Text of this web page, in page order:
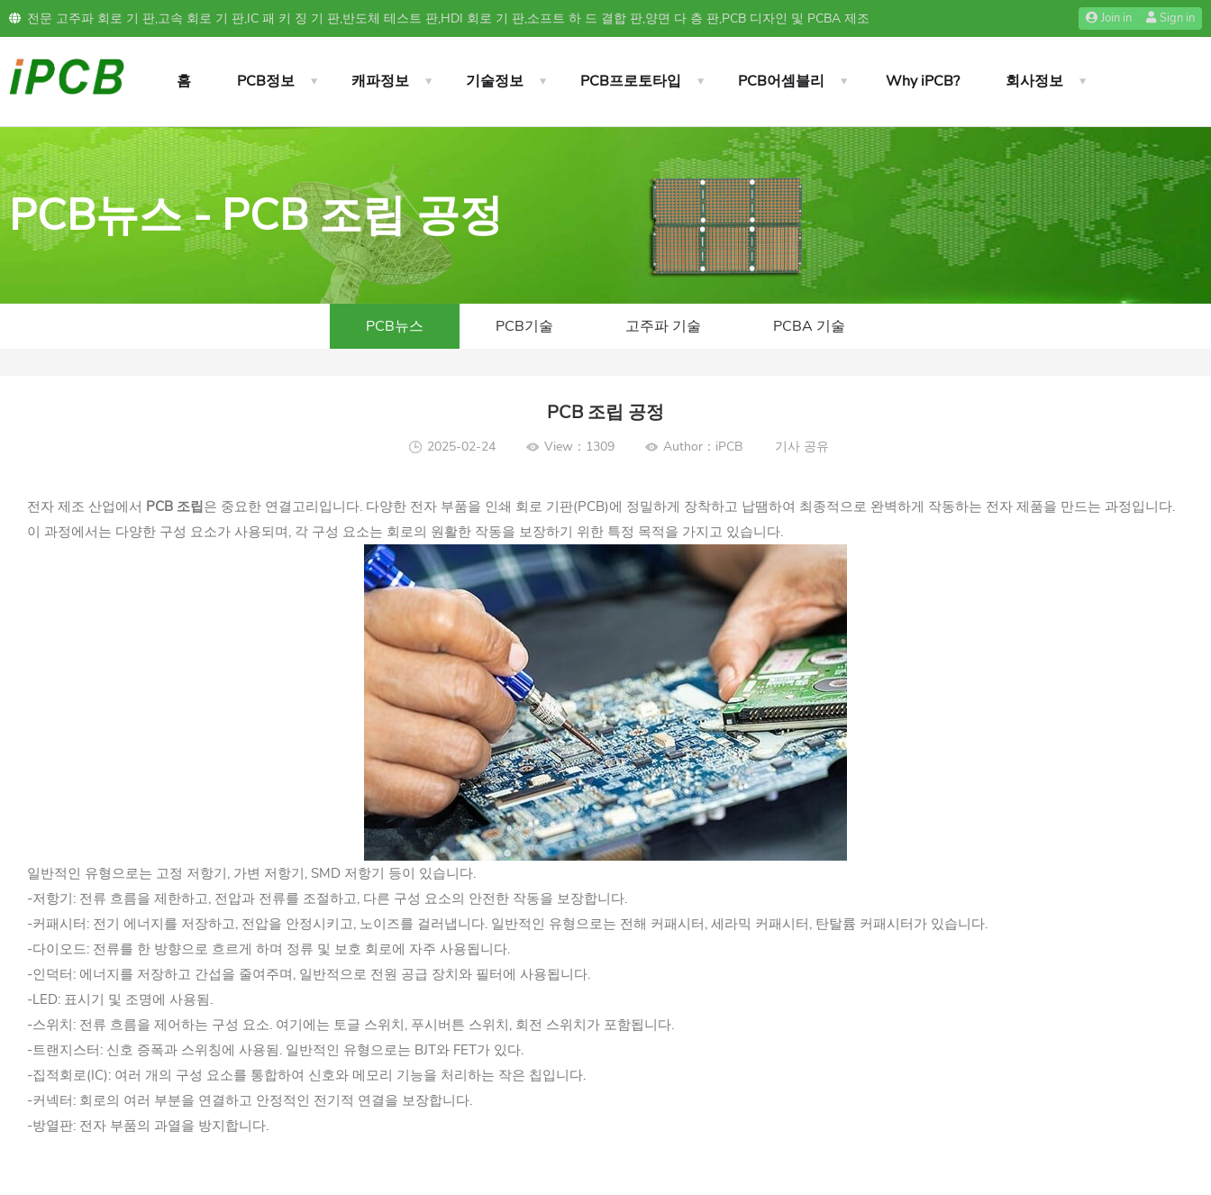
전문 고주파 회로 기 판,고속 회로 기 판,IC 패 키 징 기 판,반도체 테스트 판,HDI 회로 기 판,소프트 하 드 결합 판,양면 다 층 판,PCB 디자인 및 PCBA 제조 Join in Sign in
홈 PCB정보 캐파정보 기술정보 PCB프로토타입 PCB어셈블리 Why iPCB? 회사정보
PCB뉴스 - PCB 조립 공정
PCB뉴스 PCB기술 고주파 기술 PCBA 기술
PCB 조립 공정
2025-02-24 View：1309 Author：iPCB 기사 공유
전자 제조 산업에서 PCB 조립 은 중요한 연결고리입니다. 다양한 전자 부품을 인쇄 회로 기판(PCB)에 정밀하게 장착하고 납땜하여 최종적으로 완벽하게 작동하는 전자 제품을 만드는 과정입니다.
이 과정에서는 다양한 구성 요소가 사용되며, 각 구성 요소는 회로의 원활한 작동을 보장하기 위한 특정 목적을 가지고 있습니다.
일반적인 유형으로는 고정 저항기, 가변 저항기, SMD 저항기 등이 있습니다.
-저항기: 전류 흐름을 제한하고, 전압과 전류를 조절하고, 다른 구성 요소의 안전한 작동을 보장합니다.
-커패시터: 전기 에너지를 저장하고, 전압을 안정시키고, 노이즈를 걸러냅니다. 일반적인 유형으로는 전해 커패시터, 세라믹 커패시터, 탄탈륨 커패시터가 있습니다.
-다이오드: 전류를 한 방향으로 흐르게 하며 정류 및 보호 회로에 자주 사용됩니다.
-인덕터: 에너지를 저장하고 간섭을 줄여주며, 일반적으로 전원 공급 장치와 필터에 사용됩니다.
-LED: 표시기 및 조명에 사용됨.
-스위치: 전류 흐름을 제어하는 구성 요소. 여기에는 토글 스위치, 푸시버튼 스위치, 회전 스위치가 포함됩니다.
-트랜지스터: 신호 증폭과 스위칭에 사용됨. 일반적인 유형으로는 BJT와 FET가 있다.
-집적회로(IC): 여러 개의 구성 요소를 통합하여 신호와 메모리 기능을 처리하는 작은 칩입니다.
-커넥터: 회로의 여러 부분을 연결하고 안정적인 전기적 연결을 보장합니다.
-방열판: 전자 부품의 과열을 방지합니다.